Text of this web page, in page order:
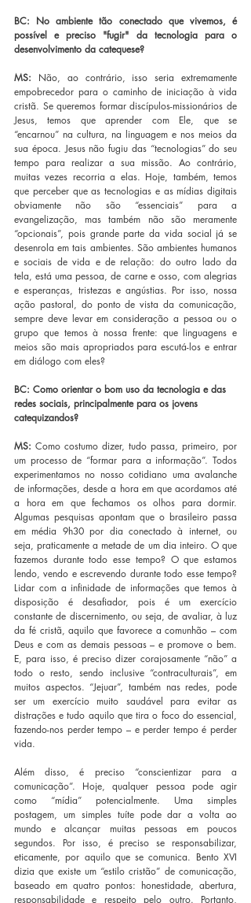
BC: No ambiente tão conectado que vivemos, é
possível e preciso "fugir" da tecnologia para o
desenvolvimento da catequese?
MS: Não, ao contrário, isso seria extremamente
empobrecedor para o caminho de iniciação à vida
cristã. Se queremos formar discípulos-missionários de
Jesus, temos que aprender com Ele, que se
“encarnou” na cultura, na linguagem e nos meios da
sua época. Jesus não fugiu das “tecnologias” do seu
tempo para realizar a sua missão. Ao contrário,
muitas vezes recorria a elas. Hoje, também, temos
que perceber que as tecnologias e as mídias digitais
obviamente não são “essenciais” para a
evangelização, mas também não são meramente
“opcionais”, pois grande parte da vida social já se
desenrola em tais ambientes. São ambientes humanos
e sociais de vida e de relação: do outro lado da
tela, está uma pessoa, de carne e osso, com alegrias
e esperanças, tristezas e angústias. Por isso, nossa
ação pastoral, do ponto de vista da comunicação,
sempre deve levar em consideração a pessoa ou o
grupo que temos à nossa frente: que linguagens e
meios são mais apropriados para escutá-los e entrar
em diálogo com eles?
BC: Como orientar o bom uso da tecnologia e das
redes sociais, principalmente para os jovens
catequizandos?
MS: Como costumo dizer, tudo passa, primeiro, por
um processo de “formar para a informação”. Todos
experimentamos no nosso cotidiano uma avalanche
de informações, desde a hora em que acordamos até
a hora em que fechamos os olhos para dormir.
Algumas pesquisas apontam que o brasileiro passa
em média 9h30 por dia conectado à internet, ou
seja, praticamente a metade de um dia inteiro. O que
fazemos durante todo esse tempo? O que estamos
lendo, vendo e escrevendo durante todo esse tempo?
Lidar com a infinidade de informações que temos à
disposição é desafiador, pois é um exercício
constante de discernimento, ou seja, de avaliar, à luz
da fé cristã, aquilo que favorece a comunhão – com
Deus e com as demais pessoas – e promove o bem.
E, para isso, é preciso dizer corajosamente “não” a
todo o resto, sendo inclusive “contraculturais”, em
muitos aspectos. “Jejuar”, também nas redes, pode
ser um exercício muito saudável para evitar as
distrações e tudo aquilo que tira o foco do essencial,
fazendo-nos perder tempo – e perder tempo é perder
vida.
Além disso, é preciso “conscientizar para a
comunicação”. Hoje, qualquer pessoa pode agir
como “mídia” potencialmente. Uma simples
postagem, um simples tuíte pode dar a volta ao
mundo e alcançar muitas pessoas em poucos
segundos. Por isso, é preciso se responsabilizar,
eticamente, por aquilo que se comunica. Bento XVI
dizia que existe um “estilo cristão” de comunicação,
baseado em quatro pontos: honestidade, abertura,
responsabilidade e respeito pelo outro. Portanto,